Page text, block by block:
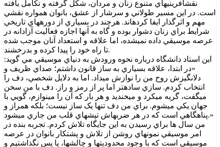
نقشآفرينيهاي متنوع زنان و مردان، شکل گرفته و تکامل يافته
است. در اين مسير طولاني و سرشار از عشق، بانوان همواره نقشي
مهم و اثرگذار ايفا کردهاند. هرچند در بسياري از دورههاي تاريخي
شرايط براي زنان دشوار بوده و گاه به آنها اجازه فعاليت آزادانه در
عرصه موسيقي داده نميشده، اما علاقه و استعداد آنان موجب شده
تا راه خود را پيدا کرده و بدرخشند.
اين استاد دانشگاه درباره نحوه ورودش به دنياي موسيقي مي گويد:
«در ابتدا، علاقه بسياري به ساز قانون داشتم؛ صداي ظريف و
دلانگيزش روح من را نوازش ميداد. اما به دلايل شخصي، دف را
انتخاب کردم. سازي سادهتر اما پر از رمز و راز. دف با من سخن
ميگفت، گريه ميکرد و ميخنديد و هر بار که آن را مينوازم، گويي با
جهان يکي ميشوم. براي من دف تنها يک ساز نيست؛ بلکه همراز و
پناهگاهي است که در هر ضربهاش تپشهاي قلب من جاري ميشود.»
من سال ها براي رسيدن به اين جايگاه تلاش کردم. تجربه بنده در
امر موسيقي نمونهاي روشن از تلاش و پشتکار بانوان در عرصه
موسيقي است که با وجود محدوديتها و چالشها، پا پس نگذاشتيم و